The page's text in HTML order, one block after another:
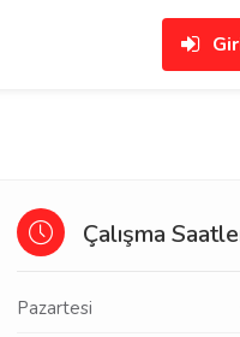
Çalışma
Pazartesi